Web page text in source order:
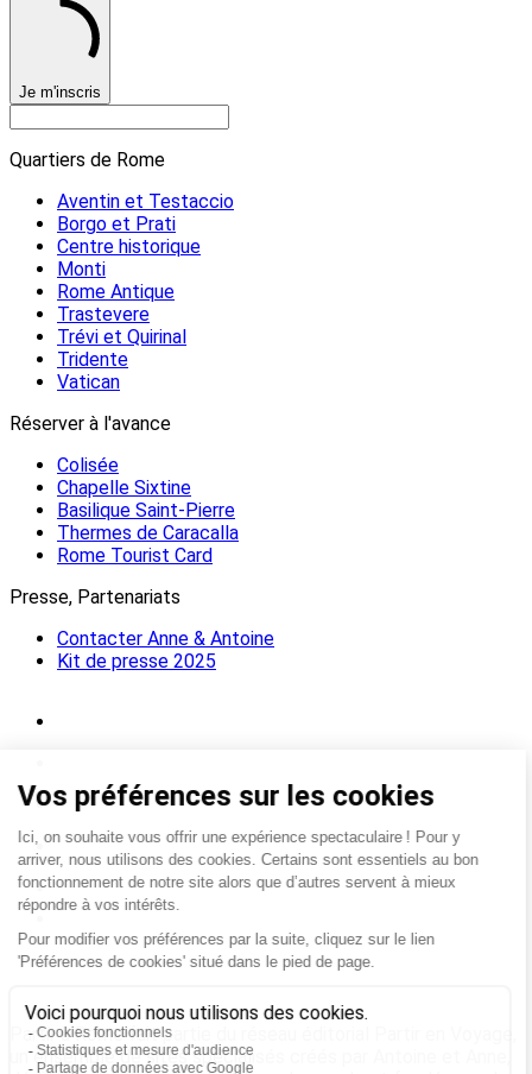
Je m'inscris
Quartiers de Rome
Aventin et Testaccio
Borgo et Prati
Centre historique
Monti
Rome Antique
Trastevere
Trévi et Quirinal
Tridente
Vatican
Réserver à l'avance
Colisée
Chapelle Sixtine
Basilique Saint-Pierre
Thermes de Caracalla
Rome Tourist Card
Presse, Partenariats
Contacter Anne & Antoine
Kit de presse 2025
Partir à Rome fait partie du réseau éditorial Partir en Voyage,
un ensemble de sites spécialisés créés par Antoine et Anne,